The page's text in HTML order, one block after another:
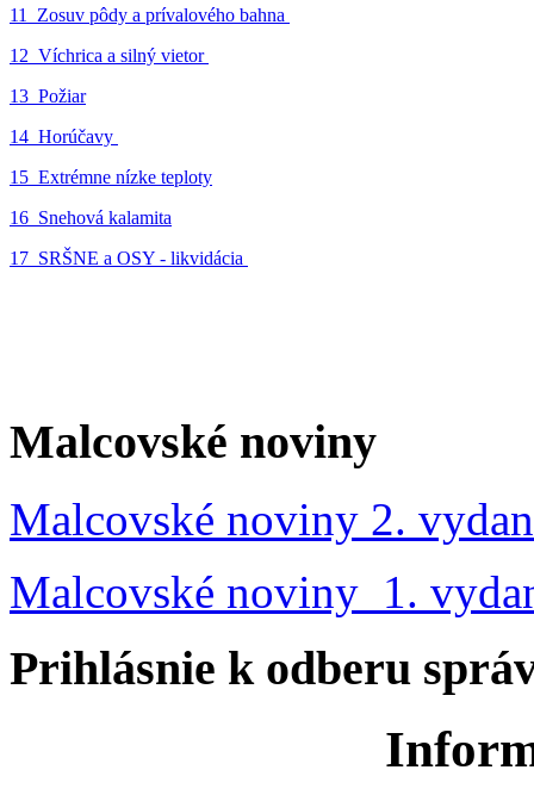
11_Zosuv pôdy a prívalového bahna
12_Víchrica a silný vietor
13_Požiar
14_Horúčavy
15_Extrémne nízke teploty
16_Snehová kalamita
17_SRŠNE a OSY - likvidácia
Malcovské noviny
Malcovské noviny 2.
Malcovské noviny 1.
Prihlásnie k odberu